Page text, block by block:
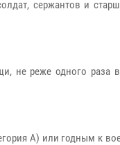
сержантов и
не реже одного раза
А) или годным к